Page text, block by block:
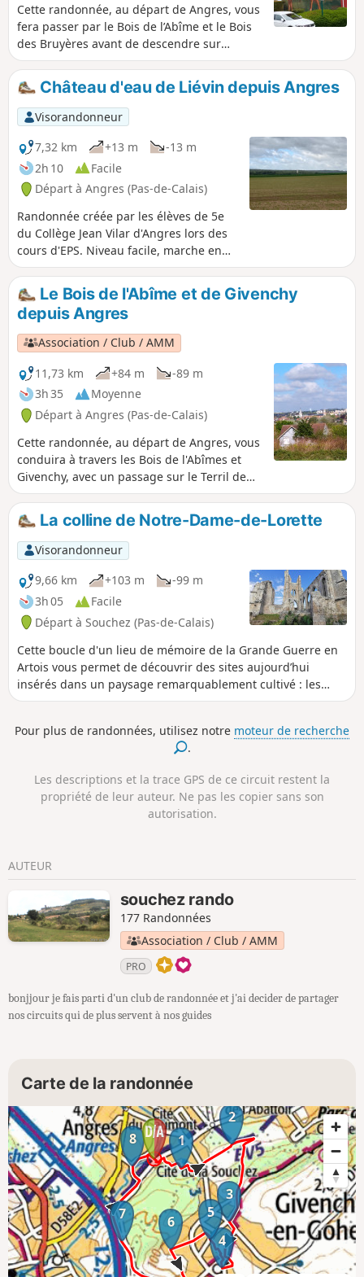
Cette randonnée, au départ de Angres, vous
fera passer par le Bois de l’Abîme et le Bois
des Bruyères avant de descendre sur
Souchez. Puis, vous passerez au Prés
Molaine, puis à Ablain-St-Nazaire, avant la
montée sur Notre-Dame-de-Lorette, point
culminant de cette randonnée, avant un
retour qui est plus calme.
Château d'eau de Liévin depuis Angres
Visorandonneur
7,32 km
+13 m
-13 m
2h 10
Facile
Départ à Angres (Pas-de-Calais)
Randonnée créée par les élèves de 5e
du Collège Jean Vilar d'Angres lors des
cours d'EPS. Niveau facile, marche en
classe, le créneau ne peut durer plus de
2 heures.
Le Bois de l'Abîme et de Givenchy
depuis Angres
Association / Club / AMM
11,73 km
+84 m
-89 m
3h 35
Moyenne
Départ à Angres (Pas-de-Calais)
Cette randonnée, au départ de Angres, vous
conduira à travers les Bois de l'Abîmes et
Givenchy, avec un passage sur le Terril de
Pinchonvalles. Angres a été occupée
pendant la période gallo-romaine, mais est
plus connue pour son exploitation minière (à
partir de 1907), avec les fosses n°6 et n°6
bis. Elles furent détruites durant la première
guerre mondiale. L'exploitation redémarre
en 1920, avant de fermer définitivement en
1984.
La colline de Notre-Dame-de-Lorette
Visorandonneur
9,66 km
+103 m
-99 m
3h 05
Facile
Départ à Souchez (Pas-de-Calais)
Cette boucle d'un lieu de mémoire de la Grande Guerre en
Artois vous permet de découvrir des sites aujourd’hui
insérés dans un paysage remarquablement cultivé : les
arbres ont retrouvé leur place, les traces des tranchées ont
été reconstruits. Les cimetières et les mémoriaux
permettent cependant d’évoquer la tragédie épouvantable
de millions de jeunes soldats-citoyens.
Pour plus de randonnées, utilisez notre moteur de recherche
.
Les descriptions et la trace GPS de ce circuit restent la
propriété de leur auteur. Ne pas les copier sans son
autorisation.
AUTEUR
souchez rando
177 Randonnées
Association / Club / AMM
PRO
bonjjour je fais parti d'un club de randonnée et j'ai decider de partager
nos circuits qui de plus servent à nos guides
Carte de la randonnée
1
2
3
4
5
6
7
8